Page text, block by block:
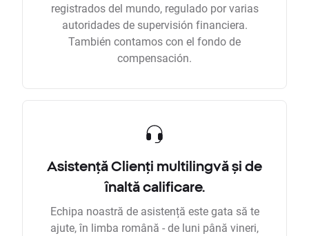
registrados del mundo, regulado por varias
autoridades de supervisión financiera.
También contamos con el fondo de
compensación.
Asistență Clienți multilingvă și de
înaltă calificare.
Echipa noastră de asistență este gata să te
ajute, în limba română - de luni până vineri,